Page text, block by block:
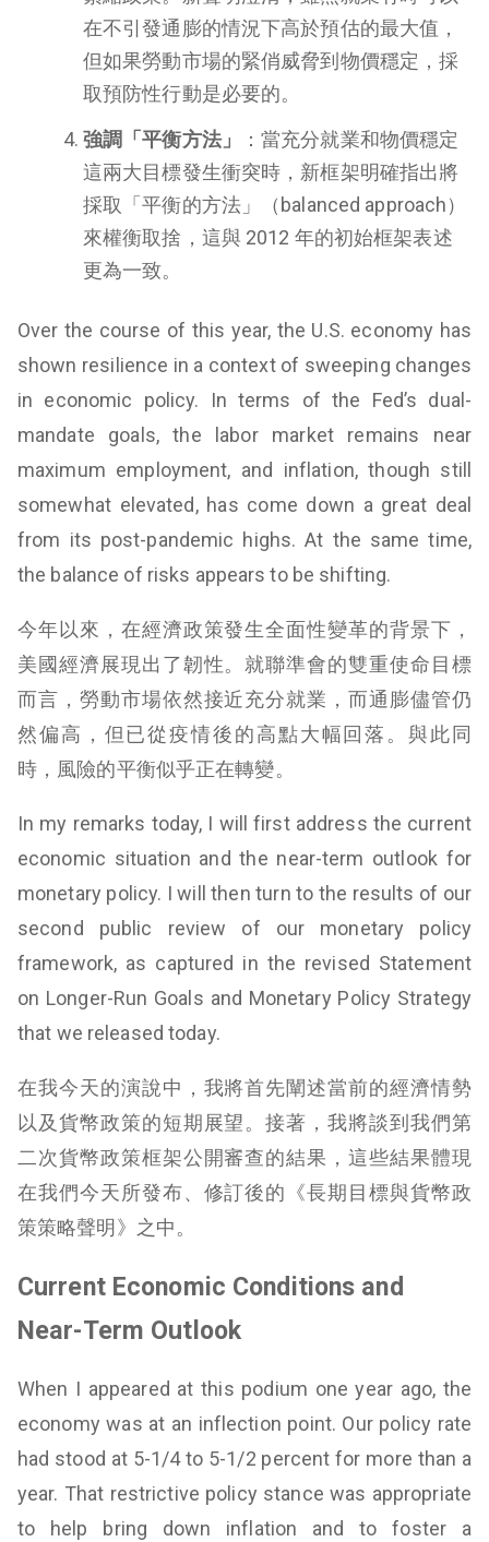
在不引發通膨的情況下高於預估的最大值，
但如果勞動市場的緊俏威脅到物價穩定，採
取預防性行動是必要的。
強調「平衡方法」
：當充分就業和物價穩定
這兩大目標發生衝突時，新框架明確指出將
採取「平衡的方法」（balanced approach）
來權衡取捨，這與 2012 年的初始框架表述
更為一致。
Over the course of this year, the U.S. economy has
shown resilience in a context of sweeping changes
in economic policy. In terms of the Fed’s dual-
mandate goals, the labor market remains near
maximum employment, and inflation, though still
somewhat elevated, has come down a great deal
from its post-pandemic highs. At the same time,
the balance of risks appears to be shifting.
今年以來，在經濟政策發生全面性變革的背景下，
美國經濟展現出了韌性。就聯準會的雙重使命目標
而言，勞動市場依然接近充分就業，而通膨儘管仍
然偏高，但已從疫情後的高點大幅回落。與此同
時，風險的平衡似乎正在轉變。
In my remarks today, I will first address the current
economic situation and the near-term outlook for
monetary policy. I will then turn to the results of our
second public review of our monetary policy
framework, as captured in the revised Statement
on Longer-Run Goals and Monetary Policy Strategy
that we released today.
在我今天的演說中，我將首先闡述當前的經濟情勢
以及貨幣政策的短期展望。接著，我將談到我們第
二次貨幣政策框架公開審查的結果，這些結果體現
在我們今天所發布、修訂後的《長期目標與貨幣政
策策略聲明》之中。
Current Economic Conditions and
Near-Term Outlook
When I appeared at this podium one year ago, the
economy was at an inflection point. Our policy rate
had stood at 5-1/4 to 5-1/2 percent for more than a
year. That restrictive policy stance was appropriate
to help bring down inflation and to foster a